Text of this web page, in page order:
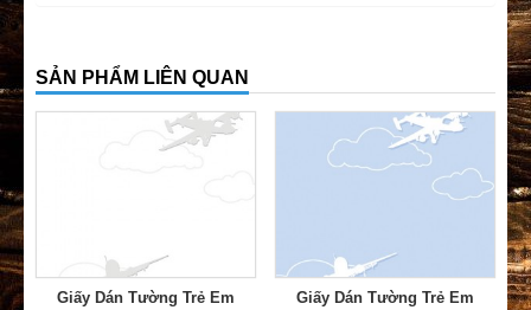
SẢN PHẨM LIÊN QUAN
Giấy Dán Tường Trẻ Em Giấy Dán Tường Trẻ Em